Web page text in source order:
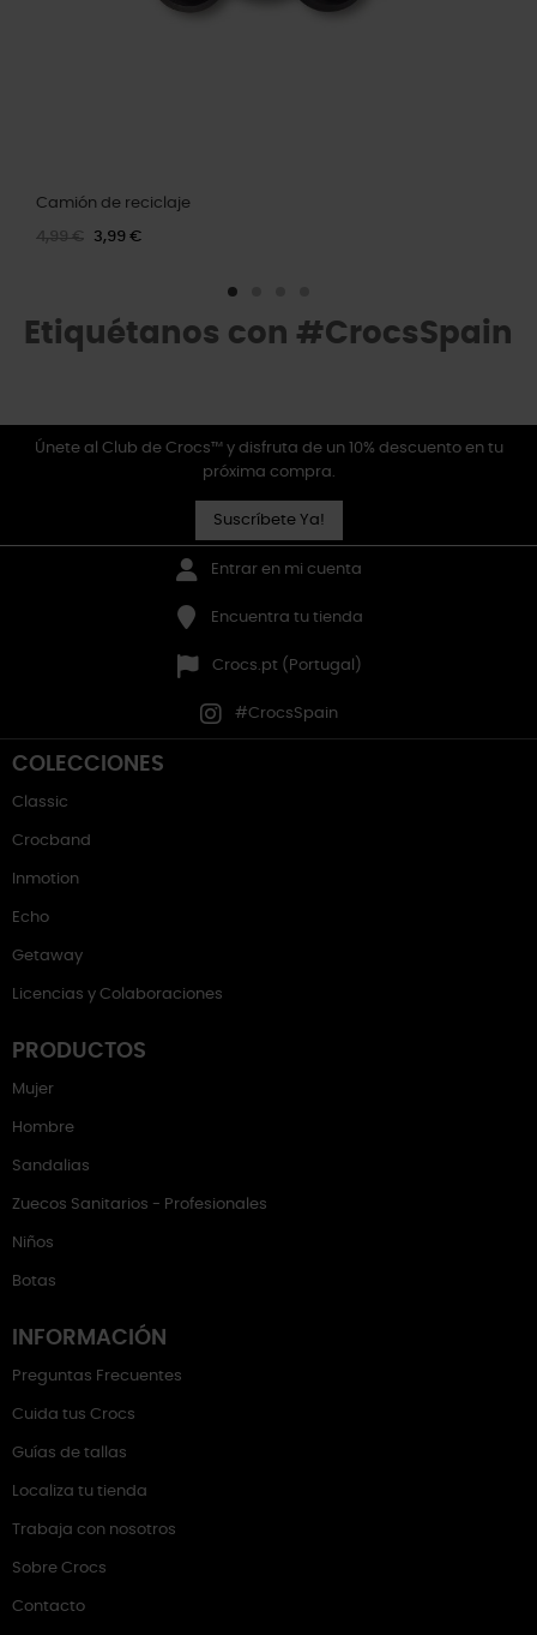
Camión de reciclaje
4,99 € 3,99 €
Etiquétanos con #CrocsSpain
Únete al Club de Crocs™ y disfruta de un 10% descuento en tu
próxima compra.
Suscríbete Ya!
Entrar en mi cuenta
Encuentra tu tienda
Crocs.pt (Portugal)
#CrocsSpain
COLECCIONES
Classic
Crocband
Inmotion
Echo
Getaway
Licencias y Colaboraciones
PRODUCTOS
Mujer
Hombre
Sandalias
Zuecos Sanitarios - Profesionales
Niños
Botas
INFORMACIÓN
Preguntas Frecuentes
Cuida tus Crocs
Guías de tallas
Localiza tu tienda
Trabaja con nosotros
Sobre Crocs
Contacto